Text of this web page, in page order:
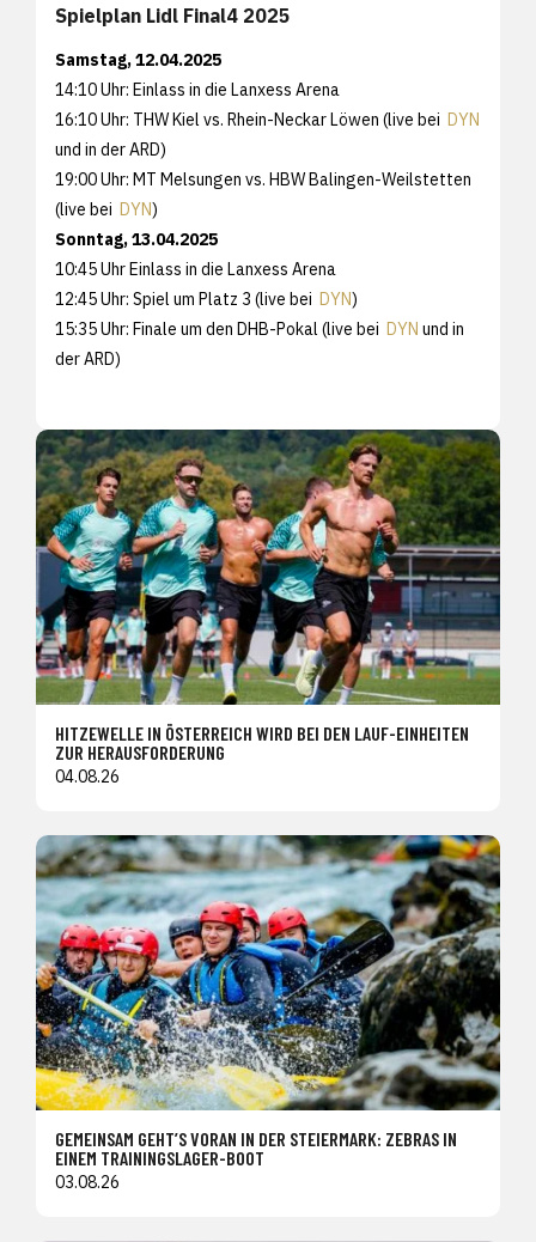
Spielplan Lidl Final4 2025
Samstag, 12.04.2025
14:10 Uhr: Einlass in die Lanxess Arena
16:10 Uhr: THW Kiel vs. Rhein-Neckar Löwen (live bei DYN
und in der ARD)
19:00 Uhr: MT Melsungen vs. HBW Balingen-Weilstetten
(live bei DYN)
Sonntag, 13.04.2025
10:45 Uhr Einlass in die Lanxess Arena
12:45 Uhr: Spiel um Platz 3 (live bei DYN)
15:35 Uhr: Finale um den DHB-Pokal (live bei DYN und in
der ARD)
HITZEWELLE IN ÖSTERREICH WIRD BEI DEN LAUF-EINHEITEN
ZUR HERAUSFORDERUNG
04.08.26
GEMEINSAM GEHT’S VORAN IN DER STEIERMARK: ZEBRAS IN
EINEM TRAININGSLAGER-BOOT
03.08.26